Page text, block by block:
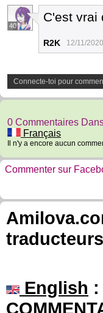
40
C'est vrai
R2K 12/11/
Connecte-toi pour
0 Commentaires
Français
Il n'y a encore aucun
Commenter sur
English :